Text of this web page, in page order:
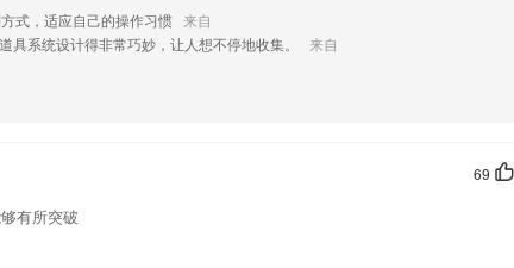
地的高校都可以在这里进行搜索查询。
舒适的视觉享受
非常详细的解释；
给大家更好的学习体验。
式，适应自己的操作习惯 来自
具系统设计得非常巧妙，让人想不停地收集。
来自
69
有所突破